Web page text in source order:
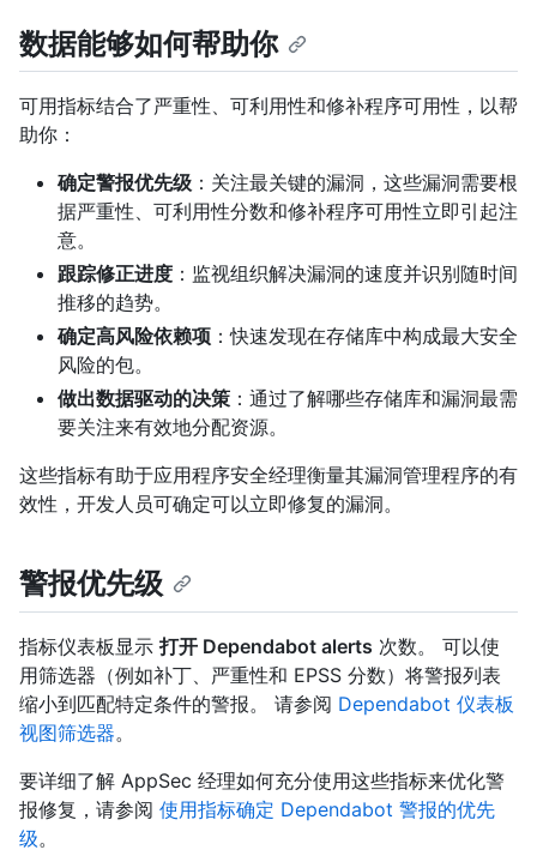
数据能够如何帮助你
可用指标结合了严重性、可利用性和修补程序可用性，以帮
助你：
确定警报优先级 ：关注最关键的漏洞，这些漏洞需要根
据严重性、可利用性分数和修补程序可用性立即引起注
意。
跟踪修正进度 ：监视组织解决漏洞的速度并识别随时间
推移的趋势。
确定高风险依赖项 ：快速发现在存储库中构成最大安全
风险的包。
做出数据驱动的决策 ：通过了解哪些存储库和漏洞最需
要关注来有效地分配资源。
这些指标有助于应用程序安全经理衡量其漏洞管理程序的有
效性，开发人员可确定可以立即修复的漏洞。
警报优先级
指标仪表板显示打开 Dependabot alerts 次数。 可以使
用筛选器（例如补丁、严重性和 EPSS 分数）将警报列表
缩小到匹配特定条件的警报。 请参阅 Dependabot 仪表板
视图筛选器。
要详细了解 AppSec 经理如何充分使用这些指标来优化警
报修复，请参阅 使用指标确定 Dependabot 警报的优先
级。